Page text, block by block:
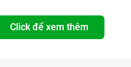
Click để xem thêm